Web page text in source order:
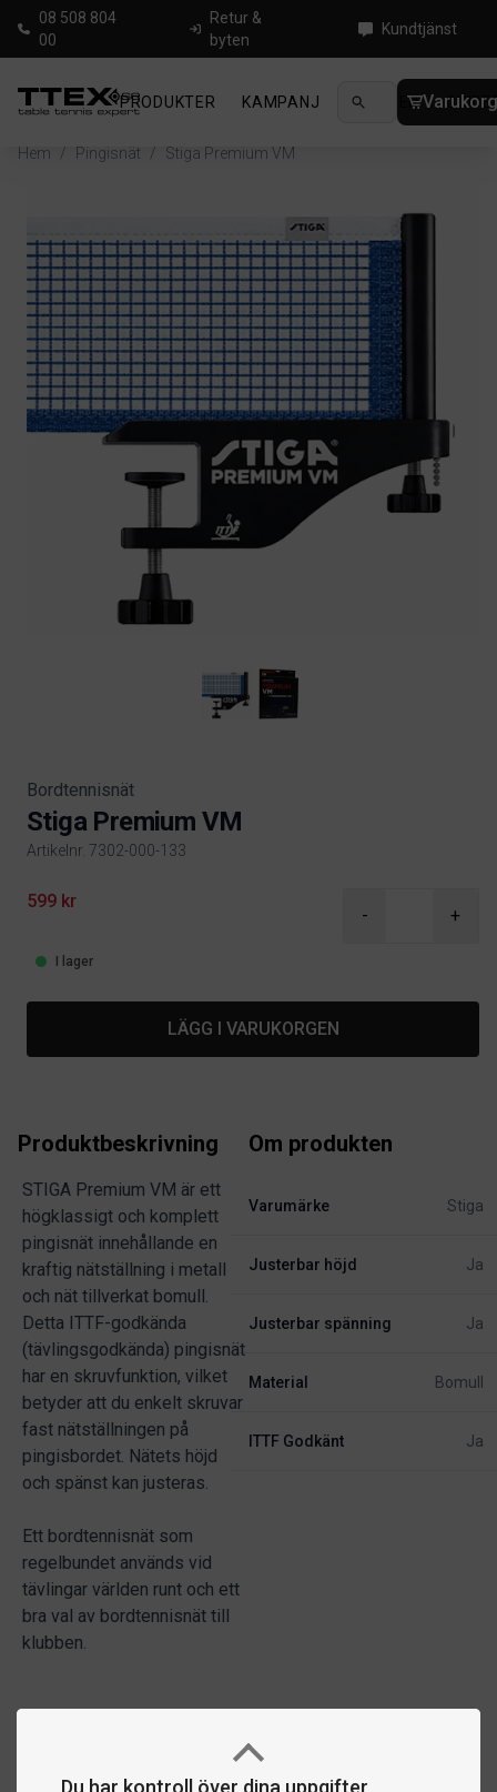
Du har kontroll över dina uppgifter
08 508 804
00
Retur &
byten
Kundtjänst
PRODUKTER KAMPANJ NYHETER
Hem / Pingisnät / Stiga Premium VM
Bordtennisnät
Stiga Premium VM
Artikelnr. 7302-000-133
Product information
599 kr
- +
I lager
LÄGG I VARUKORGEN
Produktbeskrivning
STIGA Premium VM är ett
högklassigt och komplett
pingisnät innehållande en
kraftig nätställning i metall
och nät tillverkat bomull.
Detta ITTF-godkända
(tävlingsgodkända) pingisnät
har en skruvfunktion, vilket
betyder att du enkelt skruvar
fast nätställningen på
pingisbordet. Nätets höjd
och spänst kan justeras.
Ett bordtennisnät som
regelbundet används vid
tävlingar världen runt och ett
bra val av bordtennisnät till
klubben.
Om produkten
Varumärke Stiga
Justerbar höjd Ja
Justerbar spänning Ja
Material Bomull
ITTF Godkänt Ja